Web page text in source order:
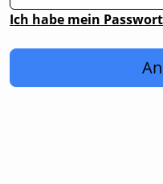
Ich habe mein